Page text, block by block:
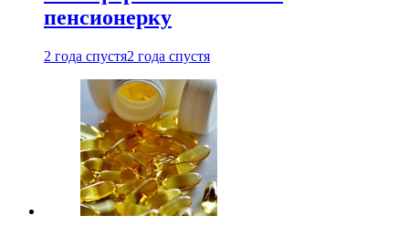
пенсионерку
2 года спустя2 года спустя